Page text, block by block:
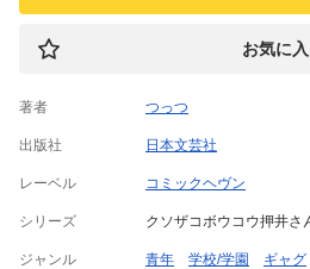
お気に入
著者 つっつ
出版社 日本文芸社
レーベル コミックヘヴン
シリーズ クソザコボウコウ押井さ
ジャンル 青年 学校/学園 ギャグ